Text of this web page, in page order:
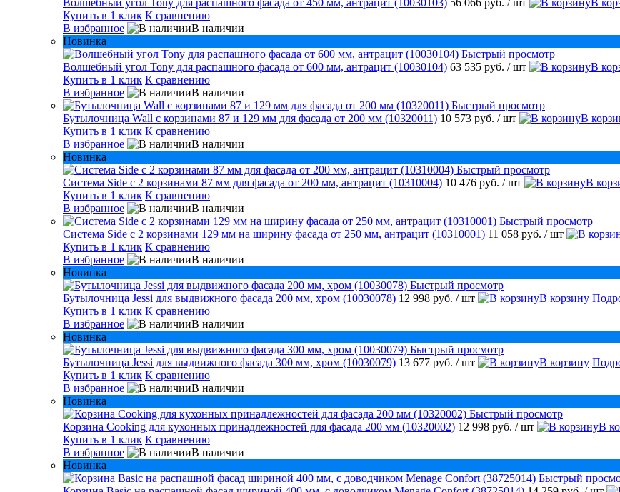
Волшебный угол Tony для распашного фасада от 450 мм, антрацит (10030103) 56 066 руб. / шт В
Купить в 1 клик К сравнению
В избранное
В наличии
Новинка
Быстрый просмотр
Волшебный угол Tony для распашного фасада от 600 мм, антрацит (10030104) 63 535 руб. / шт В
Купить в 1 клик К сравнению
В избранное
В наличии
Быстрый просмотр
Бутылочница Wall с корзинами 87 и 129 мм для фасада от 200 мм (10320011) 10 573 руб. / шт В
Купить в 1 клик К сравнению
В избранное
В наличии
Новинка
Быстрый просмотр
Система Side с 2 корзинами 87 мм для фасада от 200 мм, антрацит (10310004) 10 476 руб. / шт В
Купить в 1 клик К сравнению
В избранное
В наличии
Быстрый просмотр
Система Side c 2 корзинами 129 мм на ширину фасада от 250 мм, антрацит (10310001) 11 058 руб. / шт
Купить в 1 клик К сравнению
В избранное
В наличии
Новинка
Быстрый просмотр
Бутылочница Jessi для выдвижного фасада 200 мм, хром (10030078) 12 998 руб. / шт В корзину
Купить в 1 клик К сравнению
В избранное
В наличии
Новинка
Быстрый просмотр
Бутылочница Jessi для выдвижного фасада 300 мм, хром (10030079) 13 677 руб. / шт В корзину
Купить в 1 клик К сравнению
В избранное
В наличии
Новинка
Быстрый просмотр
Корзина Cooking для кухонных принадлежностей для фасада 200 мм (10320002) 12 998 руб. / шт В
Купить в 1 клик К сравнению
В избранное
В наличии
Новинка
Быстрый